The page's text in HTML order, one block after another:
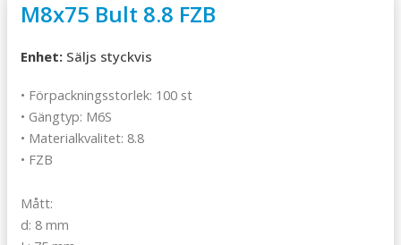
M8x75 Bult 8.8 FZB
Enhet: Säljs styckvis
• Förpackningsstorlek: 100 st
• Gängtyp: M6S
• Materialkvalitet: 8.8
• FZB
Mått:
d: 8 mm